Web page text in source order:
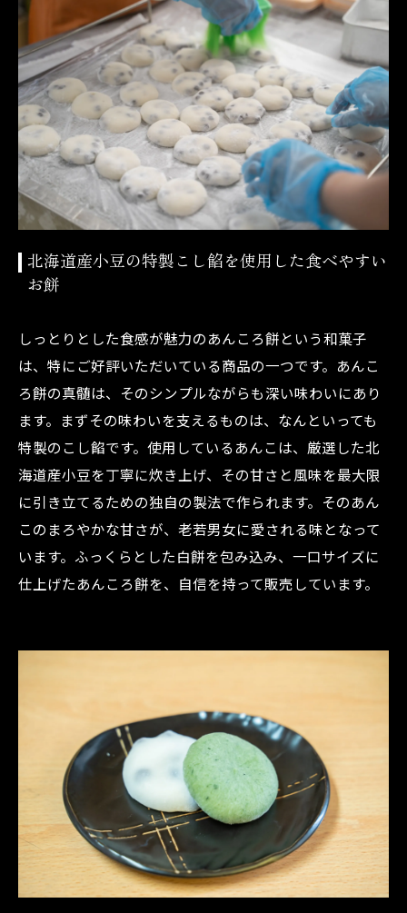
北海道産小豆の特製こし餡を使用した食べやすい
お餅
しっとりとした食感が魅力のあんころ餅という和菓子
は、特にご好評いただいている商品の一つです。あんこ
ろ餅の真髄は、そのシンプルながらも深い味わいにあり
ます。まずその味わいを支えるものは、なんといっても
特製のこし餡です。使用しているあんこは、厳選した北
海道産小豆を丁寧に炊き上げ、その甘さと風味を最大限
に引き立てるための独自の製法で作られます。そのあん
このまろやかな甘さが、老若男女に愛される味となって
います。ふっくらとした白餅を包み込み、一口サイズに
仕上げたあんころ餅を、自信を持って販売しています。